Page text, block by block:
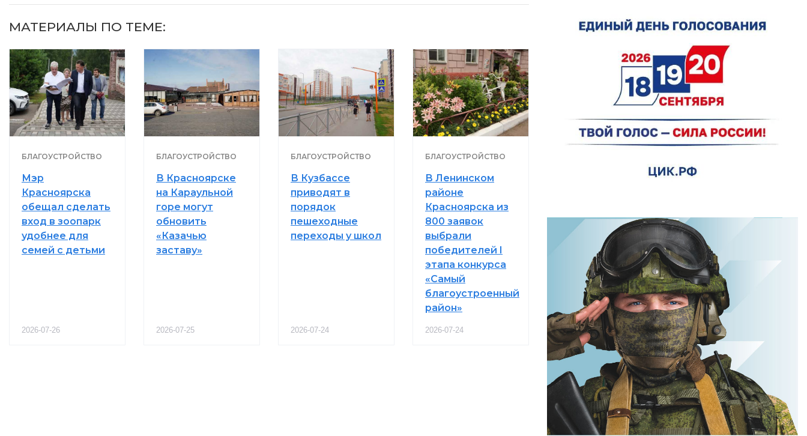
МАТЕРИАЛЫ ПО ТЕМЕ:
БЛАГОУСТРОЙСТВО
Мэр
Красноярска
обещал сделать
вход в зоопарк
удобнее для
семей с детьми
2026-07-26
БЛАГОУСТРОЙСТВО
В Красноярске
на Караульной
горе могут
обновить
«Казачью
заставу»
2026-07-25
БЛАГОУСТРОЙСТВО
В Кузбассе
приводят в
порядок
пешеходные
переходы у школ
2026-07-24
БЛАГОУСТРОЙСТВО
В Ленинском
районе
Красноярска из
800 заявок
выбрали
победителей I
этапа конкурса
«Самый
благоустроенный
район»
2026-07-24